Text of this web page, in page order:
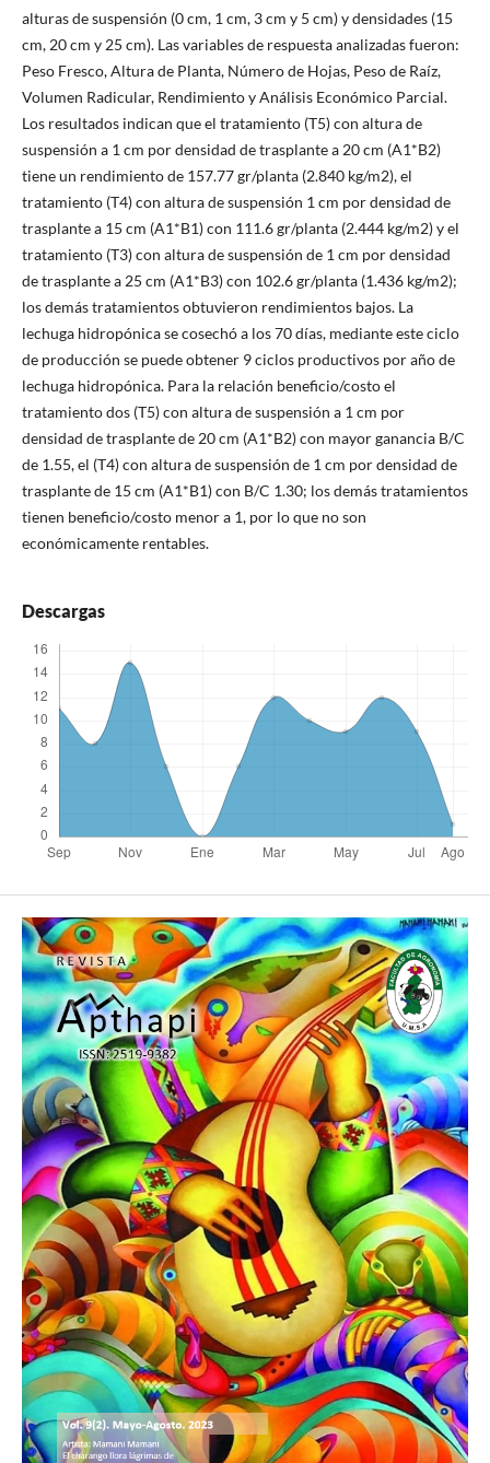
alturas de suspensión (0 cm, 1 cm, 3 cm y 5 cm) y densidades (15
cm, 20 cm y 25 cm). Las variables de respuesta analizadas fueron:
Peso Fresco, Altura de Planta, Número de Hojas, Peso de Raíz,
Volumen Radicular, Rendimiento y Análisis Económico Parcial.
Los resultados indican que el tratamiento (T5) con altura de
suspensión a 1 cm por densidad de trasplante a 20 cm (A1*B2)
tiene un rendimiento de 157.77 gr/planta (2.840 kg/m2), el
tratamiento (T4) con altura de suspensión 1 cm por densidad de
trasplante a 15 cm (A1*B1) con 111.6 gr/planta (2.444 kg/m2) y el
tratamiento (T3) con altura de suspensión de 1 cm por densidad
de trasplante a 25 cm (A1*B3) con 102.6 gr/planta (1.436 kg/m2);
los demás tratamientos obtuvieron rendimientos bajos. La
lechuga hidropónica se cosechó a los 70 días, mediante este ciclo
de producción se puede obtener 9 ciclos productivos por año de
lechuga hidropónica. Para la relación beneficio/costo el
tratamiento dos (T5) con altura de suspensión a 1 cm por
densidad de trasplante de 20 cm (A1*B2) con mayor ganancia B/C
de 1.55, el (T4) con altura de suspensión de 1 cm por densidad de
trasplante de 15 cm (A1*B1) con B/C 1.30; los demás tratamientos
tienen beneficio/costo menor a 1, por lo que no son
económicamente rentables.
Descargas